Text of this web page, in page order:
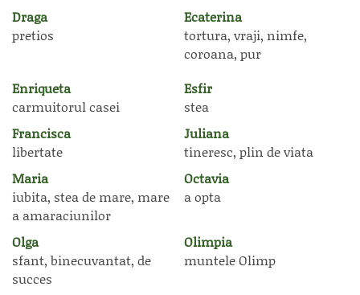
Draga
pretios
Ecaterina
tortura, vraji, nimfe,
coroana, pur
Enriqueta
carmuitorul casei
Esfir
stea
Francisca
libertate
Juliana
tineresc, plin de viata
Maria
iubita, stea de mare, mare
a amaraciunilor
Octavia
a opta
Olga
sfant, binecuvantat, de
succes
Olimpia
muntele Olimp